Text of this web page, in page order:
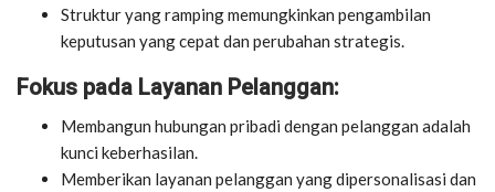
Struktur yang ramping memungkinkan pengambilan
keputusan yang cepat dan perubahan strategis.
Fokus pada Layanan Pelanggan:
Membangun hubungan pribadi dengan pelanggan adalah
kunci keberhasilan.
Memberikan layanan pelanggan yang dipersonalisasi dan